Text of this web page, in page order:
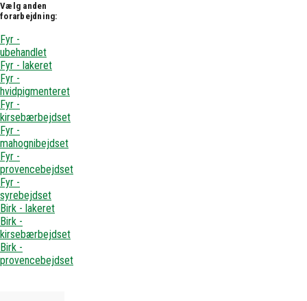
Vælg anden
forarbejdning:
Fyr -
ubehandlet
Fyr - lakeret
Fyr -
hvidpigmenteret
Fyr -
kirsebærbejdset
Fyr -
mahognibejdset
Fyr -
provencebejdset
Fyr -
syrebejdset
Birk - lakeret
Birk -
kirsebærbejdset
Birk -
provencebejdset